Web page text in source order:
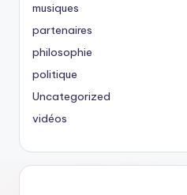
musiques
partenaires
philosophie
politique
Uncategorized
vidéos